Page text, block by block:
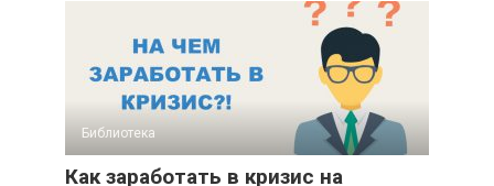
Библиотека
Как заработать в кризис на